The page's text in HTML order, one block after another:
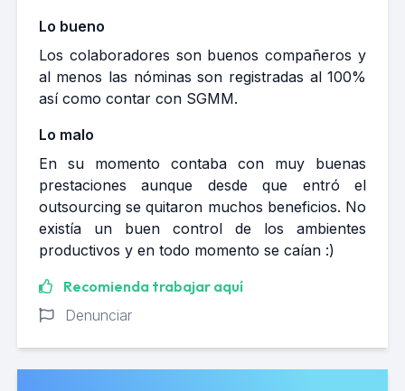
Lo bueno
Los colaboradores son buenos compañeros y
al menos las nóminas son registradas al 100%
así como contar con SGMM.
Lo malo
En su momento contaba con muy buenas
prestaciones aunque desde que entró el
outsourcing se quitaron muchos beneficios. No
existía un buen control de los ambientes
productivos y en todo momento se caían :)
Recomienda trabajar aquí
Denunciar